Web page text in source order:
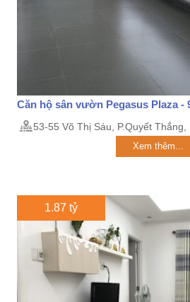
Căn hộ sân vườn Pegasus Plaza -
53-55 Võ Thị Sáu, P.Quyết
Xem thêm...
1.87 tỷ